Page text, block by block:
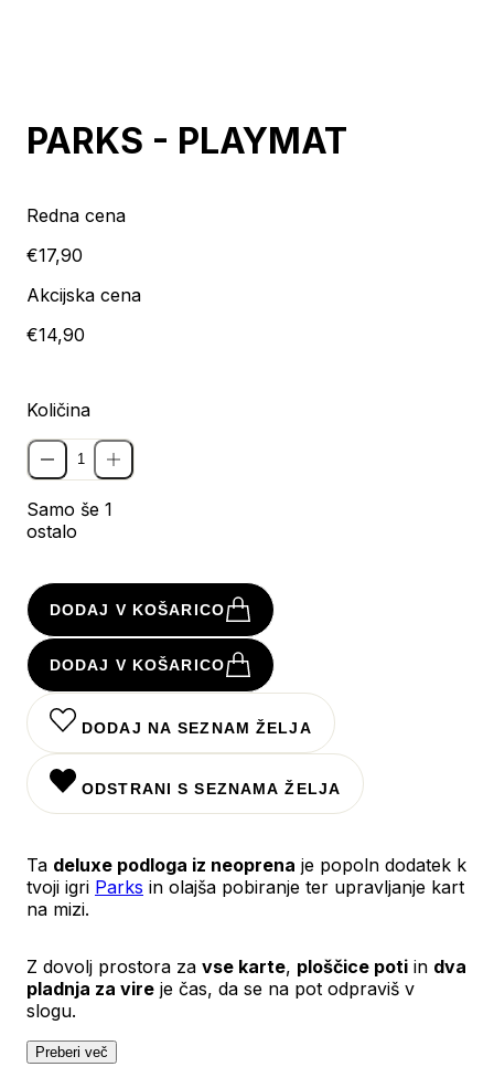
PARKS - PLAYMAT
Redna cena
€17,90
Akcijska cena
€14,90
Količina
Samo še 1
ostalo
DODAJ V KOŠARICO
DODAJ V KOŠARICO
DODAJ NA SEZNAM ŽELJA
ODSTRANI S SEZNAMA ŽELJA
Ta deluxe podloga iz neoprena je popoln dodatek k
tvoji igri Parks in olajša pobiranje ter upravljanje kart
na mizi.
Z dovolj prostora za vse karte, ploščice poti in dva
pladnja za vire je čas, da se na pot odpraviš v
slogu.
Preberi več